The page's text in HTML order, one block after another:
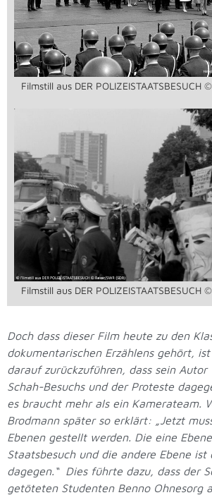
Filmstill aus DER POLIZEISTAATSBESUCH
Filmstill aus DER POLIZEISTAATSBESUCH
Doch dass dieser Film heute zu den
dokumentarischen Erzählens gehört,
darauf zurückzuführen, dass sein Autor
Schah-Besuchs und der Proteste
es braucht mehr als ein Kamerateam.
Brodmann später so erklärt: „Jetzt
Ebenen gestellt werden. Die eine
Staatsbesuch und die andere Ebene ist
dagegen.“ Dies führte dazu, dass der
getöteten Studenten Benno Ohnesorg